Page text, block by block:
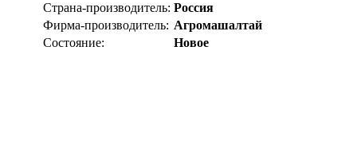
Страна-производитель: Россия
Фирма-производитель: Агромашалтай
Состояние:
Новое